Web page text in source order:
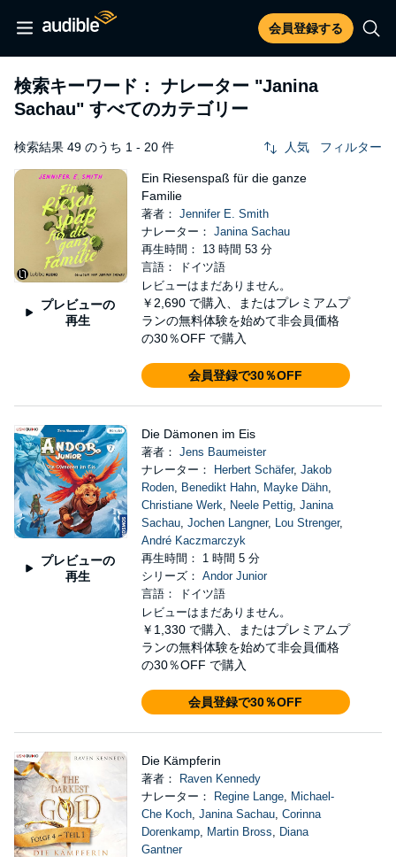
会員登録する
検索キーワード： ナレーター "Janina
Sachau" すべてのカテゴリー
検索結果 49 のうち 1 - 20 件 人気 フィルター
プレビューの
再生
Ein Riesenspaß für die ganze
Familie
著者： Jennifer E. Smith
ナレーター： Janina Sachau
再生時間： 13 時間 53 分
言語： ドイツ語
レビューはまだありません。
￥2,690 で購入、またはプレミアムプ
ランの無料体験を始めて非会員価格
の30％OFF で購入
会員登録で30％OFF
プレビューの
再生
Die Dämonen im Eis
著者： Jens Baumeister
ナレーター：
Herbert Schäfer, Jakob
Roden, Benedikt Hahn, Mayke Dähn,
Christiane Werk, Neele Pettig, Janina
Sachau, Jochen Langner, Lou Strenger,
André Kaczmarczyk
再生時間： 1 時間 5 分
シリーズ： Andor Junior
言語： ドイツ語
レビューはまだありません。
￥1,330 で購入、またはプレミアムプ
ランの無料体験を始めて非会員価格
の30％OFF で購入
会員登録で30％OFF
Die Kämpferin
著者：
Raven Kennedy
ナレーター：
Regine Lange, Michael-
Che Koch, Janina Sachau, Corinna
Dorenkamp, Martin Bross, Diana
Gantner